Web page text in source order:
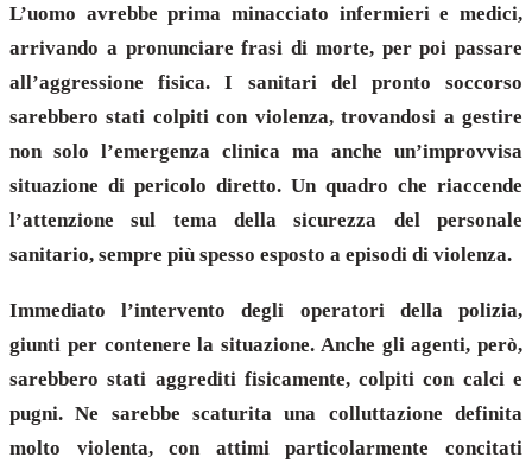
L’uomo avrebbe prima minacciato infermieri e medici,
arrivando a pronunciare frasi di morte, per poi passare
all’aggressione fisica. I sanitari del pronto soccorso
sarebbero stati colpiti con violenza, trovandosi a gestire
non solo l’emergenza clinica ma anche un’improvvisa
situazione di pericolo diretto. Un quadro che riaccende
l’attenzione sul tema della sicurezza del personale
sanitario, sempre più spesso esposto a episodi di violenza.
Immediato l’intervento degli operatori della polizia,
giunti per contenere la situazione. Anche gli agenti, però,
sarebbero stati aggrediti fisicamente, colpiti con calci e
pugni. Ne sarebbe scaturita una colluttazione definita
molto violenta, con attimi particolarmente concitati